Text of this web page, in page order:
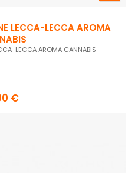
LECCA-LECCA AROMA
LECCA AROMA CANNABIS
€